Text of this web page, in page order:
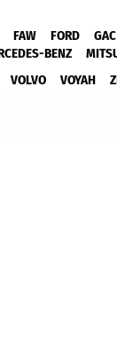
FAW FORD GAC
BENZ
VOLVO VOYAH